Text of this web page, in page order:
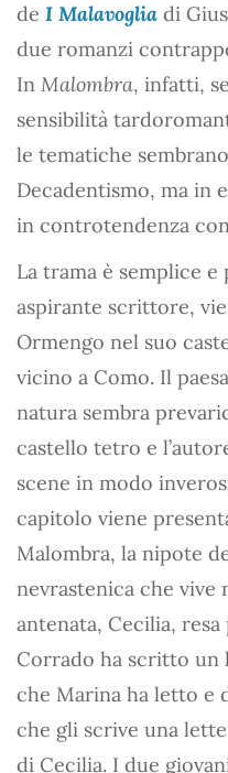
de I Malavoglia di
due romanzi
In Malombra, infatti,
sensibilità
le tematiche
Decadentismo, ma in
in controtendenza
La trama è semplice
aspirante scrittore,
Ormengo nel suo
vicino a Como. Il
natura sembra
castello tetro e
scene in modo
capitolo viene
Malombra, la nipote
nevrastenica che vive
antenata, Cecilia,
Corrado ha scritto un
che Marina ha letto e
che gli scrive una
di Cecilia. I due